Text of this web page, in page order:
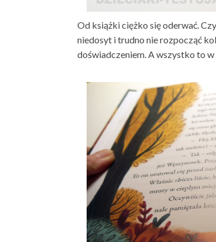
Od książki ciężko się oderwać.
niedosyt i trudno nie rozpocząć
doświadczeniem. A wszystko to